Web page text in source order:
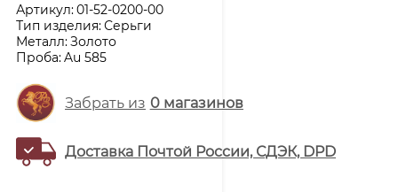
Артикул:01-52-0200-00
Тип изделия:Серьги
Металл:Золото
Проба:Au 585
Забрать из 0магазинов
Доставка Почтой России, СДЭК, DPD